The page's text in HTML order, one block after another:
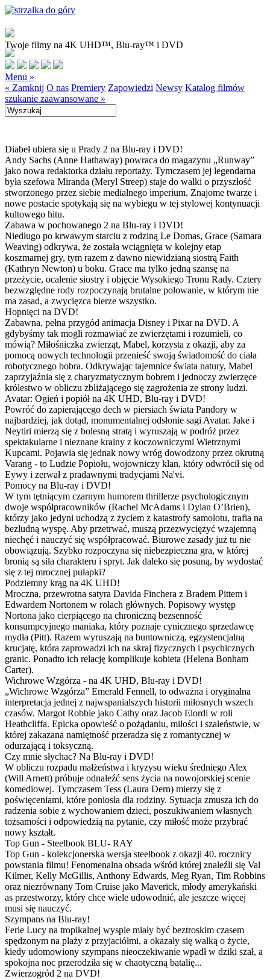
Twoje filmy na 4K UHD™, Blu-ray™ i DVD
Menu »
« Zamknij O nas Premiery Zapowiedzi Newsy Katalog filmów
szukanie zaawansowane »
Diabeł ubiera się u Prady 2 na Blu-ray i DVD!
Andy Sachs (Anne Hathaway) powraca do magazynu „Runway”
jako nowa redaktorka działu reportaży. Tymczasem jej legendarna
była szefowa Miranda (Meryl Streep) staje do walki o przyszłość
stworzonego przez siebie medialnego imperium. Znajome twarze i
nowe postacie spotykają się na wybiegu w tej stylowej kontynuacji
kultowego hitu.
Zabawa w pochowanego 2 na Blu-ray i DVD!
Niedługo po krwawym starciu z rodziną Le Domas, Grace (Samara
Weaving) odkrywa, że została wciągnięta w kolejny etap
koszmarnej gry, tym razem z dawno niewidzianą siostrą Faith
(Kathryn Newton) u boku. Grace ma tylko jedną szansę na
przeżycie, ocalenie siostry i objęcie Wysokiego Tronu Rady. Cztery
bezwzględne rody rozpoczynają brutalne polowanie, w którym nie
ma zasad, a zwycięzca bierze wszystko.
Hopnięci na DVD!
Zabawna, pełna przygód animacja Disney i Pixar na DVD. A
gdybyśmy tak mogli rozmawiać ze zwierzętami i rozumieli, co
mówią? Miłośniczka zwierząt, Mabel, korzysta z okazji, aby za
pomocą nowych technologii przenieść swoją świadomość do ciała
robotycznego bobra. Odkrywając tajemnice świata natury, Mabel
zaprzyjaźnia się z charyzmatycznym bobrem i jednoczy zwierzęce
królestwo w obliczu zbliżającego się zagrożenia ze strony ludzi.
Avatar: Ogień i popiół na 4K UHD, Blu-ray i DVD!
Powróć do zapierającego dech w piersiach świata Pandory w
najbardziej, jak dotąd, monumentalnej odsłonie sagi Avatar. Jake i
Neytiri mierzą się z bolesną stratą i wyruszają w podróż przez
spektakularne i nieznane krainy z koczowniczymi Wietrznymi
Kupcami. Pojawia się jednak nowy wróg dowodzony przez okrutną
Varang - to Ludzie Popiołu, wojowniczy klan, który odwrócił się od
Eywy i zerwał z pradawnymi tradycjami Na'vi.
Pomocy na Blu-ray i DVD!
W tym tętniącym czarnym humorem thrillerze psychologicznym
dwoje współpracowników (Rachel McAdams i Dylan O’Brien),
którzy jako jedyni uchodzą z życiem z katastrofy samolotu, trafia na
bezludną wyspę. Aby przetrwać, muszą przezwyciężyć wzajemną
niechęć i nauczyć się współpracować. Biurowe zasady już tu nie
obowiązują. Szybko rozpoczyna się niebezpieczna gra, w której
bronią są siła charakteru i spryt. Jak daleko się posuną, by wydostać
się z tej mrocznej pułapki?
Podziemny krąg na 4K UHD!
Mroczna, przewrotna satyra Davida Finchera z Bradem Pittem i
Edwardem Nortonem w rolach głównych. Popisowy występ
Nortona jako cierpiącego na chroniczną bezsenność
konsumpcyjnego maniaka, który poznaje cynicznego sprzedawcę
mydła (Pitt). Razem wyruszają na buntowniczą, egzystencjalną
krucjatę, która zaprowadzi ich na skraj fizycznych i psychicznych
granic. Ponadto ich relację komplikuje kobieta (Helena Bonham
Carter).
Wichrowe Wzgórza - na 4K UHD, Blu-ray i DVD!
„Wichrowe Wzgórza” Emerald Fennell, to odważna i oryginalna
interpretacja jednej z najwspanialszych historii miłosnych wszech
czasów. Margot Robbie jako Cathy oraz Jacob Elordi w roli
Heathcliffa. Epicka opowieść o pożądaniu, miłości i szaleństwie, w
której zakazana namiętność przeradza się z romantycznej w
odurzającą i toksyczną.
Czy mnie słychac? Na Blu-ray i DVD!
W obliczu rozpadu małżeństwa i kryzysu wieku średniego Alex
(Will Arnett) próbuje odnaleźć sens życia na nowojorskiej scenie
komediowej. Tymczasem Tess (Laura Dern) mierzy się z
poświęceniami, które poniosła dla rodziny. Sytuacja zmusza ich do
radzenia sobie z wychowaniem dzieci, poszukiwaniem własnych
tożsamości i odpowiedzią na pytanie, czy miłość może przybrać
nowy kształt.
Top Gun - Steelbook BLU- RAY
Top Gun - kolekcjonerska wersja steelbook z okazji 40. rocznicy
powstania filmu! Fenomenalna obsada wśród której znaleźli się Val
Kilmer, Kelly McGillis, Anthony Edwards, Meg Ryan, Tim Robbins
oraz niezrównany Tom Cruise jako Maverick, młody amerykański
as przestworzy, który chce wiele udowodnić, ale jeszcze więcej
musi się nauczyć.
Szympans na Blu-ray!
Ferie Lucy na tropikalnej wyspie miały być beztroskim czasem
spędzonym na plaży z przyjaciółmi, a okazały się walką o życie,
kiedy udomowiony szympans nieoczekiwanie wpadł w dziki szał, a
spokojna noc przerodziła się w chaotyczną batalię...
Zwierzogród 2 na DVD!